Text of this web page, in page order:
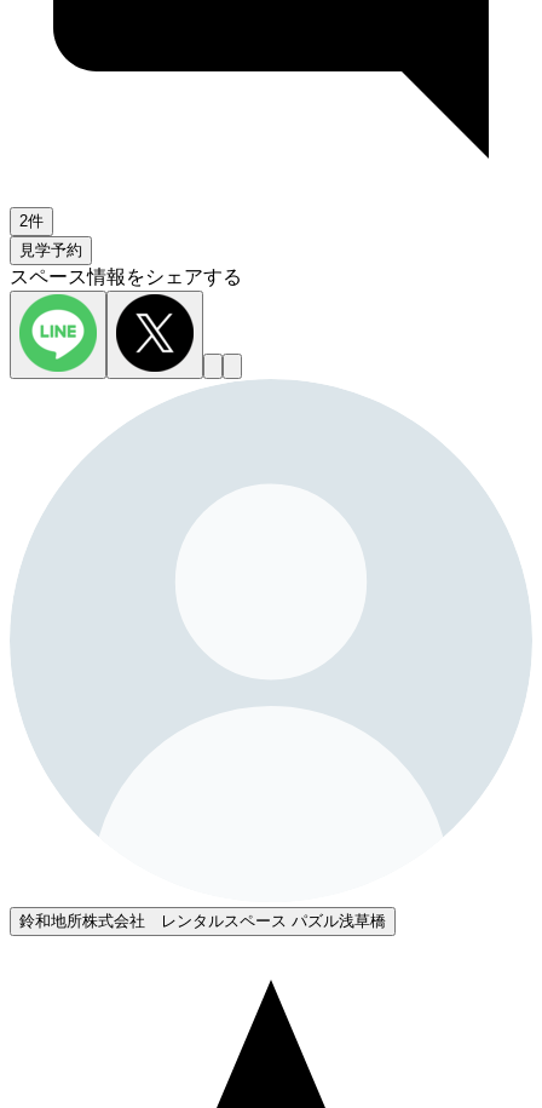
2件
見学予約
スペース情報をシェアする
鈴和地所株式会社 レンタルスペース パズル浅草橋